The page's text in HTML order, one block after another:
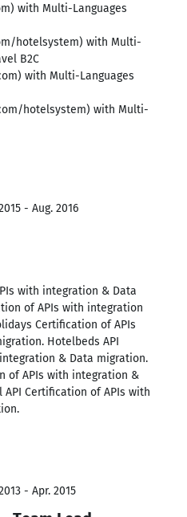
with Multi-Languages
hotelsystem) with Multi-
B2C
with Multi-Languages
hotelsystem) with Multi-
- Aug. 2016
with integration & Data
of APIs with integration
Certification of APIs
Hotelbeds API
& Data migration.
of APIs with integration &
Certification of APIs with
- Apr. 2015